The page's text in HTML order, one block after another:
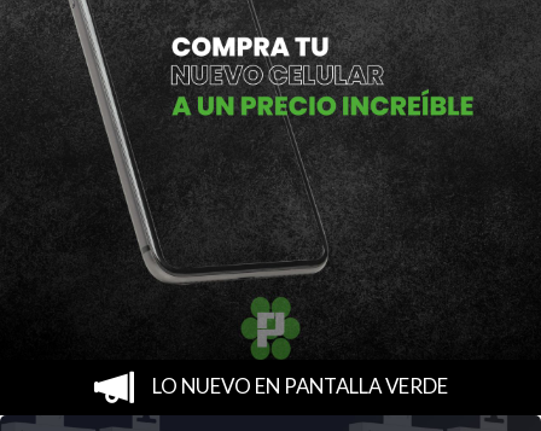
LO NUEVO EN PANTALLA VERDE